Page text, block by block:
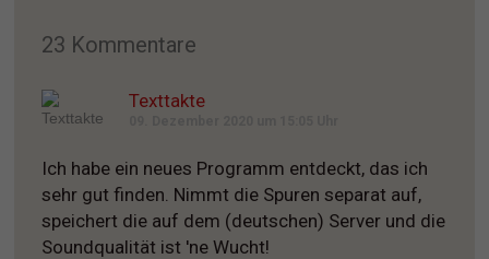
23 Kommentare
Texttakte
Ich habe ein neues Programm entdeckt, das ich
sehr gut finden. Nimmt die Spuren separat auf,
speichert die auf dem (deutschen) Server und die
Soundqualität ist 'ne Wucht!